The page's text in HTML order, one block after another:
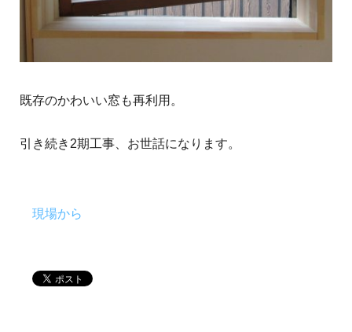
既存のかわいい窓も再利用。
引き続き2期工事、お世話になります。
現場から